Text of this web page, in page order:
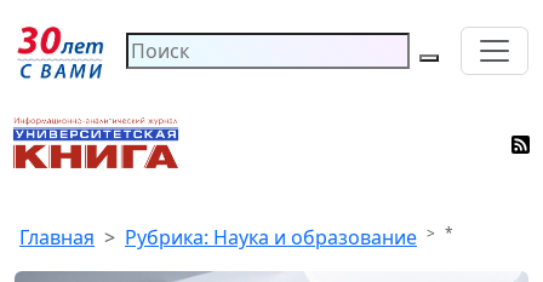
Главная Рубрика: Наука и образование *